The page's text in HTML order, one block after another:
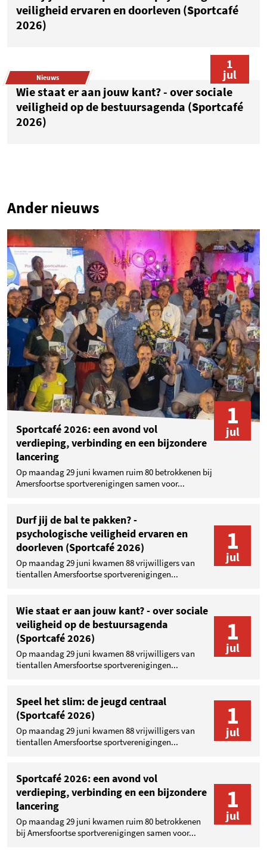
veiligheid ervaren en doorleven (Sportcafé
2026)
Nieuws
Wie staat er aan jouw kant? - over sociale
veiligheid op de bestuursagenda (Sportcafé
2026)
1
jul
Ander nieuws
Sportcafé 2026: een avond vol
verdieping, verbinding en een bijzondere
lancering
Op maandag 29 juni kwamen ruim 80 betrokkenen bij
Amersfoortse sportverenigingen samen voor...
1
jul
Durf jij de bal te pakken? -
psychologische veiligheid ervaren en
doorleven (Sportcafé 2026)
Op maandag 29 juni kwamen 88 vrijwilligers van
tientallen Amersfoortse sportverenigingen...
1
jul
Wie staat er aan jouw kant? - over sociale
veiligheid op de bestuursagenda
(Sportcafé 2026)
Op maandag 29 juni kwamen 88 vrijwilligers van
tientallen Amersfoortse sportverenigingen...
1
jul
Speel het slim: de jeugd centraal
(Sportcafé 2026)
Op maandag 29 juni kwamen 88 vrijwilligers van
tientallen Amersfoortse sportverenigingen...
1
jul
Sportcafé 2026: een avond vol
verdieping, verbinding en een bijzondere
lancering
Op maandag 29 juni kwamen ruim 80 betrokkenen
bij Amersfoortse sportverenigingen samen voor...
1
jul